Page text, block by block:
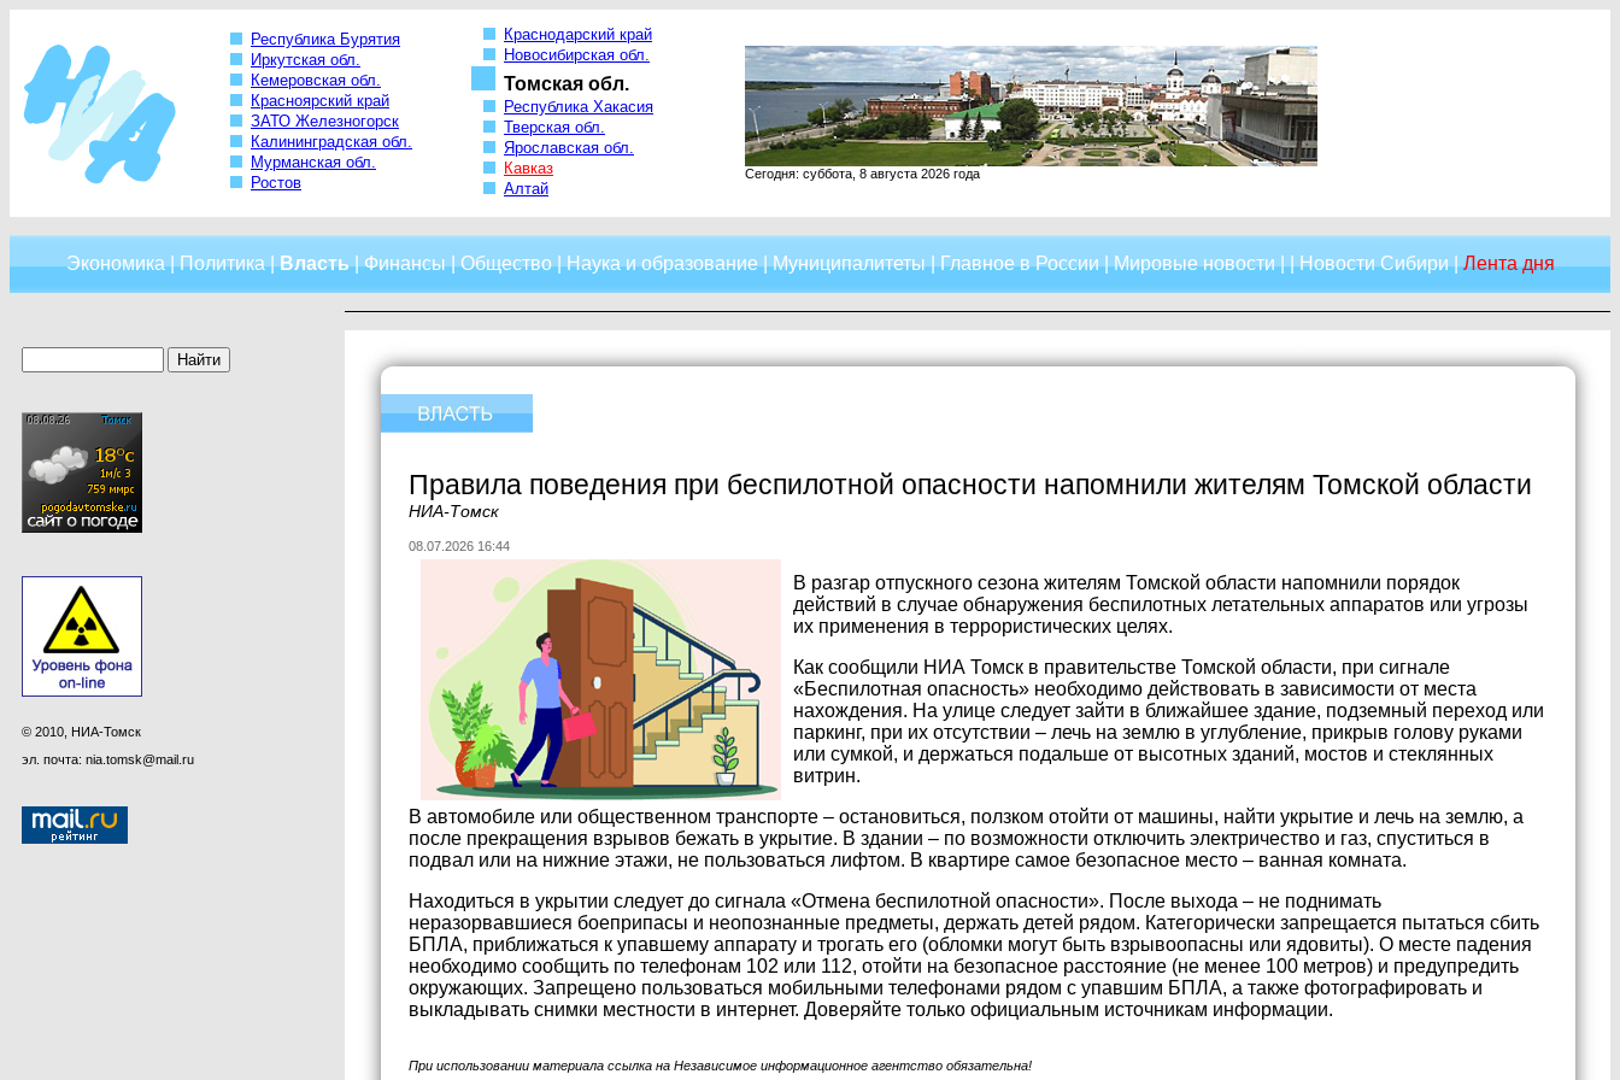
Республика Бурятия
Иркутская обл.
Кемеровская обл.
Красноярский край
ЗАТО Железногорск
Калининградская обл.
Мурманская обл.
Ростов
Краснодарский край
Новосибирская обл.
Томская обл.
Республика Хакасия
Тверская обл.
Ярославская обл.
Кавказ
Алтай
Сегодня: суббота, 8 августа 2026 года
Экономика|Политика|Власть|Финансы|Общество|Наука и образование|Муниципалитеты|Главное в России|Мировые новости| |Новости Сибири|Лента дня
© 2010, НИА-Томск
эл. почта: nia.tomsk@mail.ru
Правила поведения при беспилотной опасности напомнили жителям Томской области
НИА-Томск
08.07.2026 16:44
В разгар отпускного сезона жителям Томской области напомнили порядок
действий в случае обнаружения беспилотных летательных аппаратов или угрозы
их применения в террористических целях.
Как сообщили НИА Томск в правительстве Томской области, при сигнале
«Беспилотная опасность» необходимо действовать в зависимости от места
нахождения. На улице следует зайти в ближайшее здание, подземный переход или
паркинг, при их отсутствии – лечь на землю в углубление, прикрыв голову руками
или сумкой, и держаться подальше от высотных зданий, мостов и стеклянных
витрин.
В автомобиле или общественном транспорте – остановиться, ползком отойти от машины, найти укрытие и лечь на землю, а
после прекращения взрывов бежать в укрытие. В здании – по возможности отключить электричество и газ, спуститься в
подвал или на нижние этажи, не пользоваться лифтом. В квартире самое безопасное место – ванная комната.
Находиться в укрытии следует до сигнала «Отмена беспилотной опасности». После выхода – не поднимать
неразорвавшиеся боеприпасы и неопознанные предметы, держать детей рядом. Категорически запрещается пытаться сбить
БПЛА, приближаться к упавшему аппарату и трогать его (обломки могут быть взрывоопасны или ядовиты). О месте падения
необходимо сообщить по телефонам 102 или 112, отойти на безопасное расстояние (не менее 100 метров) и предупредить
окружающих. Запрещено пользоваться мобильными телефонами рядом с упавшим БПЛА, а также фотографировать и
выкладывать снимки местности в интернет. Доверяйте только официальным источникам информации.
При использовании материала ссылка на Независимое информационное агентство обязательна!